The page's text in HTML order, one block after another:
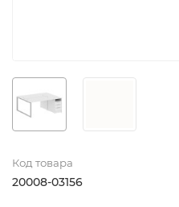
Код товара
20008-03156